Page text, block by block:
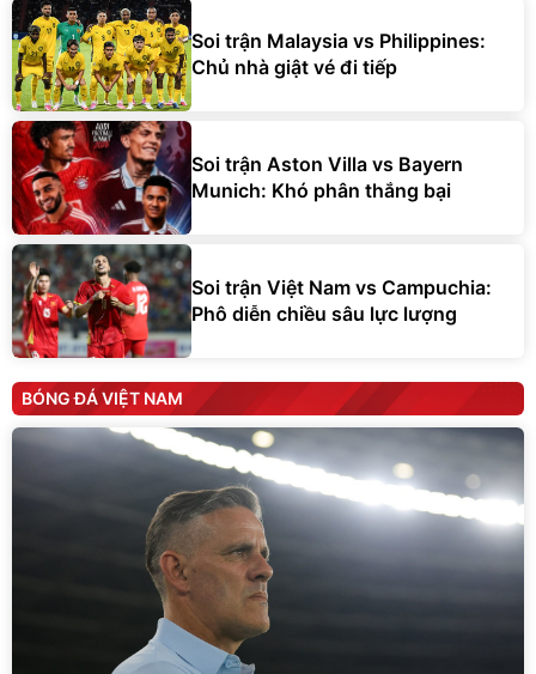
Soi trận Malaysia vs Philippines:
Chủ nhà giật vé đi tiếp
Soi trận Aston Villa vs Bayern
Munich: Khó phân thắng bại
Soi trận Việt Nam vs Campuchia:
Phô diễn chiều sâu lực lượng
BÓNG ĐÁ VIỆT NAM